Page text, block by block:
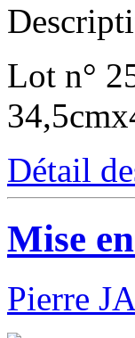
Lot n°
Détail
Mise
Pierre